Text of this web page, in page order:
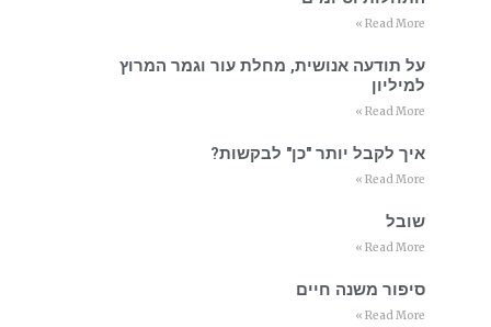
Read More »
על תודעה אנושית, מחלת עור וגמר המרוץ
למיליון
Read More »
איך לקבל יותר "כן" לבקשות?
Read More »
שובל
Read More »
סיפור משנה חיים
Read More »